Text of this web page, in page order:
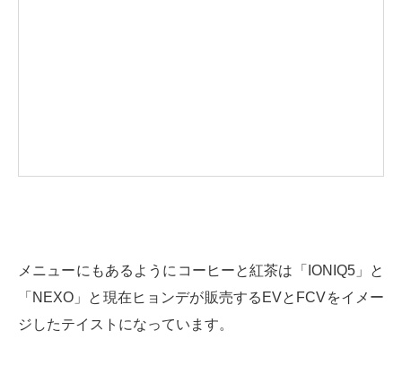
メニューにもあるようにコーヒーと紅茶は「IONIQ5」と
「NEXO」と現在ヒョンデが販売するEVとFCVをイメー
ジしたテイストになっています。